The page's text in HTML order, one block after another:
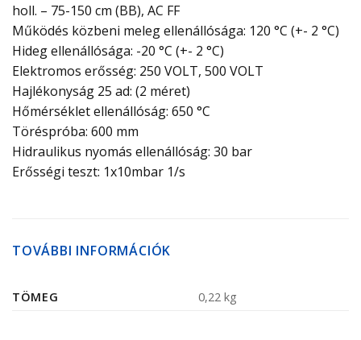
holl. – 75-150 cm (BB), AC FF
Működés közbeni meleg ellenállósága: 120 °C (+- 2 °C)
Hideg ellenállósága: -20 °C (+- 2 °C)
Elektromos erősség: 250 VOLT, 500 VOLT
Hajlékonyság 25 ad: (2 méret)
Hőmérséklet ellenállóság: 650 °C
Töréspróba: 600 mm
Hidraulikus nyomás ellenállóság: 30 bar
Erősségi teszt: 1x10mbar 1/s
TOVÁBBI INFORMÁCIÓK
TÖMEG 0,22 kg